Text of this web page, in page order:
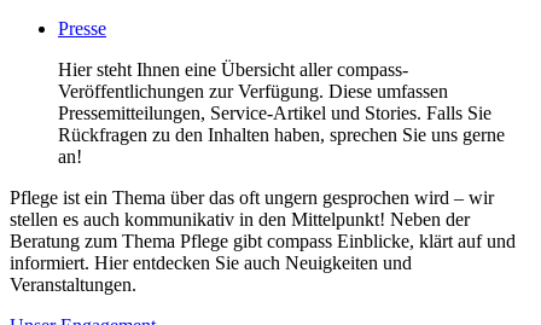
Presse
Hier steht Ihnen eine Übersicht aller compass-
Veröffentlichungen zur Verfügung. Diese umfassen
Pressemitteilungen, Service-Artikel und Stories. Falls Sie
Rückfragen zu den Inhalten haben, sprechen Sie uns gerne
an!
Pflege ist ein Thema über das oft ungern gesprochen wird – wir
stellen es auch kommunikativ in den Mittelpunkt! Neben der
Beratung zum Thema Pflege gibt compass Einblicke, klärt auf und
informiert. Hier entdecken Sie auch Neuigkeiten und
Veranstaltungen.